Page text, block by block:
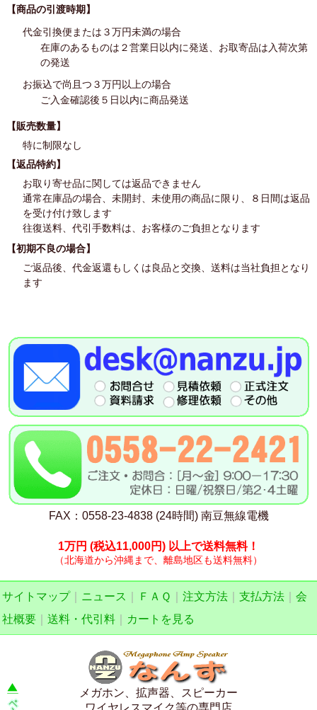
【商品の引渡時期】
代金引換便または３万円未満の場合
在庫のあるものは２営業日以内に発送、お取寄品は入荷次第
の発送
お振込で尚且つ３万円以上の場合
ご入金確認後５日以内に商品発送
【販売数量】
特に制限なし
【返品特約】
お取り寄せ品に関しては返品できません
通常在庫品の場合、未開封、未使用の商品に限り、８日間は返品
を受け付け致します
往復送料、代引手数料は、お客様のご負担となります
【初期不良の場合】
ご返品後、代金返還もしくは良品と交換、送料は当社負担となり
ます
FAX：0558-23-4838 (24時間) 南豆無線電機
1万円 (税込11,000円) 以上で送料無料！
（北海道から沖縄まで、離島地区も送料無料）
サイトマップ｜ ニュース ＦＡＱ 注文方法 支払方法
会
社概要
送料・代引料 カートを見る
メガホン、拡声器、スピーカー
ワイヤレスマイク等の専門店